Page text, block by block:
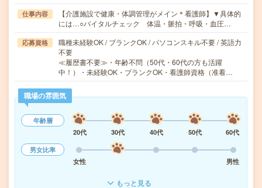
仕事内容
【介護施設で健康・体調管理がメイン＊看護師】▼具体的
には…○バイタルチェック 体温・脈拍・呼吸・血圧…
応募資格
職種未経験OK / ブランクOK / パソコンスキル不要 / 英語力
不要
≪履歴書不要≫・年齢不問（50代・60代の方も活躍
中！）・未経験OK・ブランクOK・看護師資格（准看…
職場の雰囲気
年齢層
20代
30代 40代 50代
60代
男女比率
女性
男性
もっと見る